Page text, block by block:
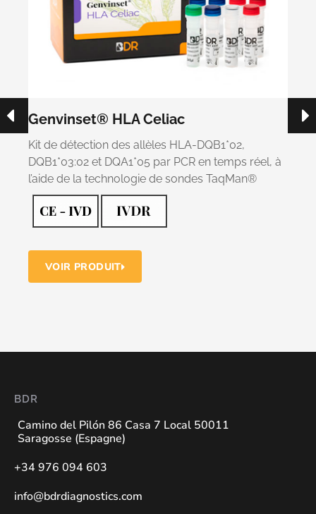
Genvinset® HLA Celiac
Kit de détection des allèles HLA-DQB1*02,
DQB1*03:02 et DQA1*05 par PCR en temps réel, à
l’aide de la technologie de sondes TaqMan®
VOIR PRODUIT
BDR
Camino del Pilón 86 Casa 7 Local 50011
Saragosse (Espagne)
+34 976 094 603
info@bdrdiagnostics.com